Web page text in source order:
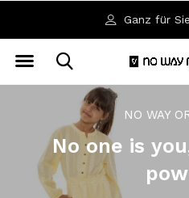
Verfügbar in den
NO WAY
No one is